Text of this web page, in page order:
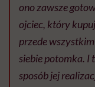
ono zawsze
ojciec, który
przede
siebie potomka. I
sposób jej